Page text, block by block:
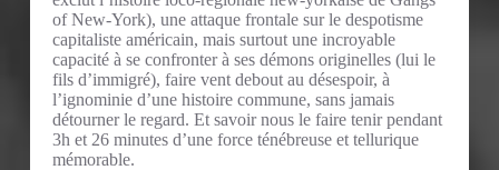
of New-York), une attaque frontale sur le despotisme
capitaliste américain, mais surtout une incroyable
capacité à se confronter à ses démons originelles (lui le
fils d’immigré), faire vent debout au désespoir, à
l’ignominie d’une histoire commune, sans jamais
détourner le regard. Et savoir nous le faire tenir pendant
3h et 26 minutes d’une force ténébreuse et tellurique
mémorable.